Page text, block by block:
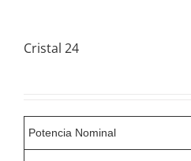
página
producto
Cristal 24
Potencia Nominal